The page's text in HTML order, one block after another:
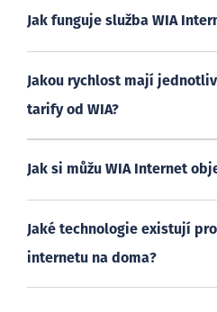
Jak funguje služba WIA
Jakou rychlost mají
tarify od WIA?
Jak si můžu WIA Internet
Jaké technologie existují
internetu na doma?